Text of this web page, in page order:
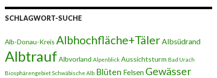
SCHLAGWORT-SUCHE
Alb-Donau-Kreis Albhochfläche+TälerAlbsüdrand
Albtrauf Albvorland Alpenblick Aussichtsturm Bad Urach
Biosphärengebiet Schwäbische Alb Blüten Felsen Gewässer